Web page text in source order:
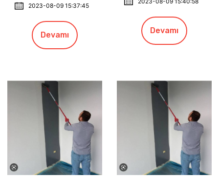
2023-08-09 15:37:45
Devamı Devamı